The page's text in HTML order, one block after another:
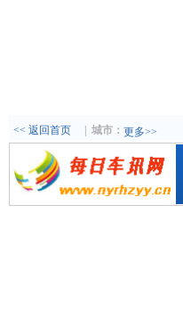
<< 返回首页 城市： 更多>>